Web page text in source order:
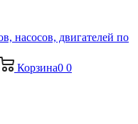
насосов, двигателей по
Корзина0 0